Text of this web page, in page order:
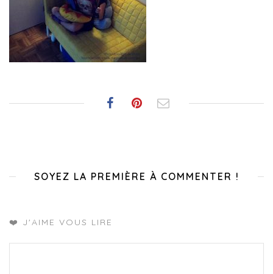
SOYEZ LA PREMIÈRE À COMMENTER !
❤️ J'AIME VOUS LIRE